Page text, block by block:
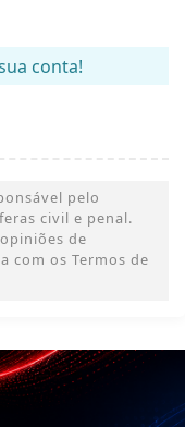
conta!
pelo
civil e penal.
de
com os Termos de